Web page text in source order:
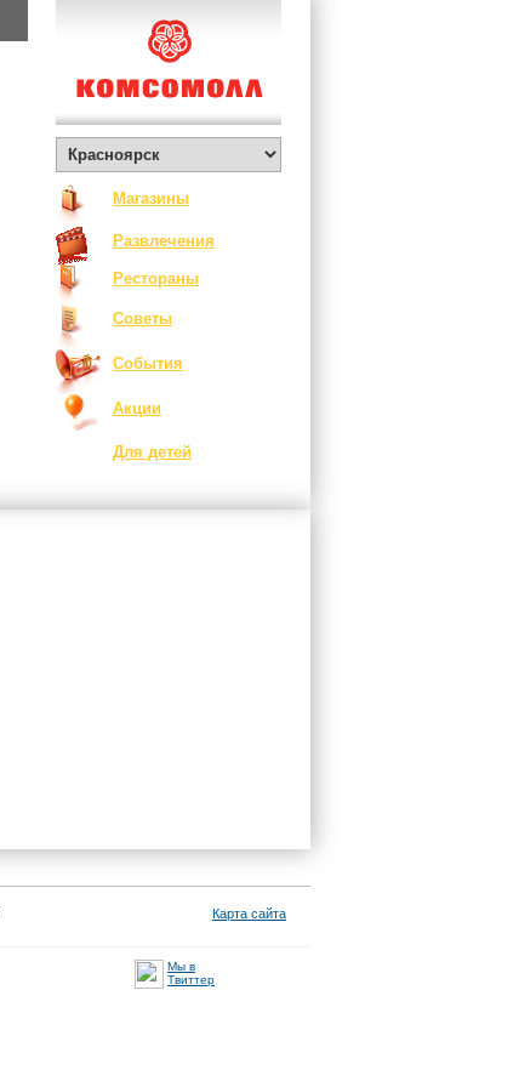
Магазины
Развлечения
Рестораны
Советы
События
Акции
Для детей
Карта сайта
Мы в
Твиттер